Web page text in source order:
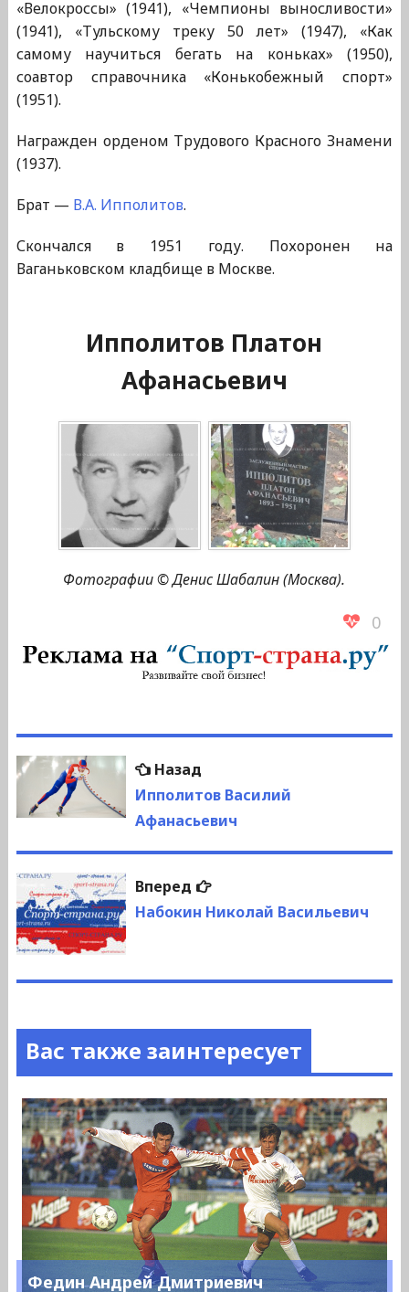
«Велокроссы» (1941), «Чемпионы выносливости»
(1941), «Тульскому треку 50 лет» (1947), «Как
самому научиться бегать на коньках» (1950),
соавтор справочника «Конькобежный спорт»
(1951).
Награжден орденом Трудового Красного Знамени
(1937).
Брат — В.А. Ипполитов.
Скончался в 1951 году. Похоронен на
Ваганьковском кладбище в Москве.
Ипполитов Платон
Афанасьевич
Фотографии © Денис Шабалин (Москва).
0
Навигация
по
НазадПредыдущая
запись:
Ипполитов Василий
Афанасьевич
Вперед
Следующая
запись:
Набокин Николай Васильевич
Вас также заинтересует
Федин Андрей Дмитриевич